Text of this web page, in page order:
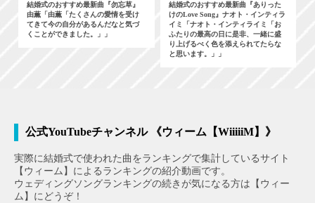
結婚式のおすすめ最新曲『勿忘草』
由薫「由薫「たくさんの愛情を受け
てきて今の自分があるんだなと気づ
くことができました。」」
結婚式のおすすめ最新曲『ありった
けのLove Song』ナオト・インティラ
イミ「ナオト・インティライミ「お
ふたりの最高の日に是非、一緒に盛
り上げるべく色を添えられてたらな
と思います。」」
公式YouTubeチャンネル 《ウィーム【WiiiiiM】》
実際に結婚式で使われた曲をランキングで集計しているサイト
【ウィーム】によるランキングの紹介動画です。
ウェディングソングランキングの続きが気になる方は【ウィー
ム】にどうぞ！